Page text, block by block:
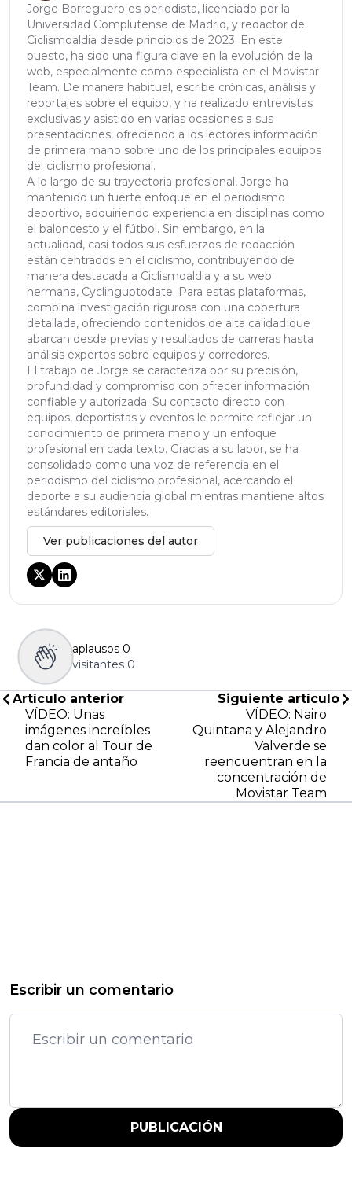
Jorge Borreguero es periodista, licenciado por la
Universidad Complutense de Madrid, y redactor de
Ciclismoaldia desde principios de 2023. En este
puesto, ha sido una figura clave en la evolución de la
web, especialmente como especialista en el Movistar
Team. De manera habitual, escribe crónicas, análisis y
reportajes sobre el equipo, y ha realizado entrevistas
exclusivas y asistido en varias ocasiones a sus
presentaciones, ofreciendo a los lectores información
de primera mano sobre uno de los principales equipos
del ciclismo profesional.
A lo largo de su trayectoria profesional, Jorge ha
mantenido un fuerte enfoque en el periodismo
deportivo, adquiriendo experiencia en disciplinas como
el baloncesto y el fútbol. Sin embargo, en la
actualidad, casi todos sus esfuerzos de redacción
están centrados en el ciclismo, contribuyendo de
manera destacada a Ciclismoaldia y a su web
hermana, Cyclinguptodate. Para estas plataformas,
combina investigación rigurosa con una cobertura
detallada, ofreciendo contenidos de alta calidad que
abarcan desde previas y resultados de carreras hasta
análisis expertos sobre equipos y corredores.
El trabajo de Jorge se caracteriza por su precisión,
profundidad y compromiso con ofrecer información
confiable y autorizada. Su contacto directo con
equipos, deportistas y eventos le permite reflejar un
conocimiento de primera mano y un enfoque
profesional en cada texto. Gracias a su labor, se ha
consolidado como una voz de referencia en el
periodismo del ciclismo profesional, acercando el
deporte a su audiencia global mientras mantiene altos
estándares editoriales.
Ver publicaciones del autor
aplausos 0
visitantes 0
Artículo anterior
VÍDEO: Unas
imágenes increíbles
dan color al Tour de
Francia de antaño
Siguiente artículo
VÍDEO: Nairo
Quintana y Alejandro
Valverde se
reencuentran en la
concentración de
Movistar Team
Escribir un comentario
PUBLICACIÓN